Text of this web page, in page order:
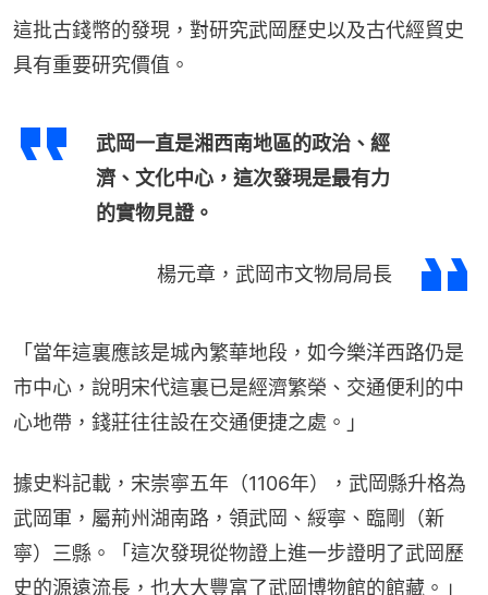
這批古錢幣的發現，對研究武岡歷史以及古代經貿史
具有重要研究價值。
武岡一直是湘西南地區的政治、經
濟、文化中心，這次發現是最有力
的實物見證。
楊元章，武岡市文物局局長
「當年這裏應該是城內繁華地段，如今樂洋西路仍是
市中心，說明宋代這裏已是經濟繁榮、交通便利的中
心地帶，錢莊往往設在交通便捷之處。」
據史料記載，宋崇寧五年（1106年），武岡縣升格為
武岡軍，屬荊州湖南路，領武岡、綏寧、臨剛（新
寧）三縣。「這次發現從物證上進一步證明了武岡歷
史的源遠流長，也大大豐富了武岡博物館的館藏。」